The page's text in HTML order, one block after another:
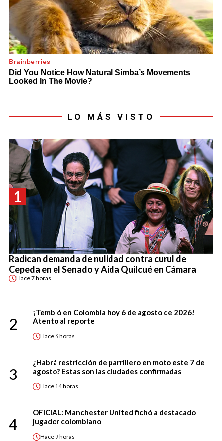
LO MÁS VISTO
1
Radican demanda de nulidad contra curul de
Cepeda en el Senado y Aida Quilcué en Cámara
Hace7 horas
2
¡Tembló en Colombia hoy 6 de agosto de 2026!
Atento al reporte
Hace 6 horas
3
¿Habrá restricción de parrillero en moto este 7 de
agosto? Estas son las ciudades confirmadas
Hace 14 horas
4
OFICIAL: Manchester United fichó a destacado
jugador colombiano
Hace 9 horas